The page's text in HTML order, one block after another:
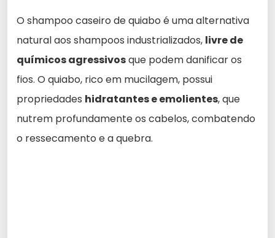
O shampoo caseiro de quiabo é uma alternativa
natural aos shampoos industrializados, livre de
químicos agressivosque podem danificar os
fios. O quiabo, rico em mucilagem, possui
propriedades hidratantes e emolientes, que
nutrem profundamente os cabelos, combatendo
o ressecamento e a quebra.